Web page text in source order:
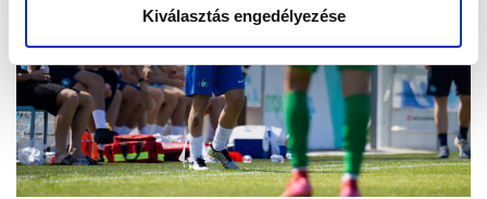
Kiválasztás engedélyezése